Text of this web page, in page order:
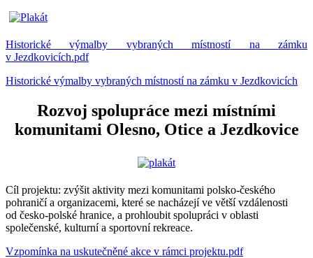
Historické výmalby vybraných místností na zámku
v Jezdkovicích.pdf
Historické výmalby vybraných místností na zámku v Jezdkovicích
Rozvoj spolupráce mezi místními
komunitami Olesno, Otice a Jezdkovice
Cíl projektu: zvýšit aktivity mezi komunitami polsko-českého
pohraničí a organizacemi, které se nacházejí ve větší vzdálenosti
od česko-polské hranice, a prohloubit spolupráci v oblasti
společenské, kulturní a sportovní rekreace.
Vzpomínka na uskutečněné akce v rámci projektu.pdf